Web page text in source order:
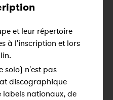
et leur répertoire
à l'inscription et lors
solo) n'est pas
discographique
labels nationaux, de